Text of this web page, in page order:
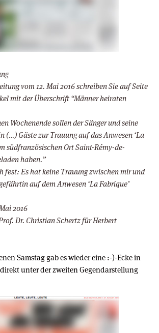
vom 12. Mai 2016 schreiben Sie auf Seite
mit der Überschrift “Männer heiraten
Wochenende sollen der Sänger und seine
(…) Gäste zur Trauung auf das Anwesen ‘La
südfranzösischen Ort Saint-Rémy-de-
haben.”
fest: Es hat keine Trauung zwischen mir und
auf dem Anwesen ‘La Fabrique’
2016
Dr. Christian Schertz für Herbert
Samstag gab es wieder eine :-)-Ecke in
unter der zweiten Gegendarstellung